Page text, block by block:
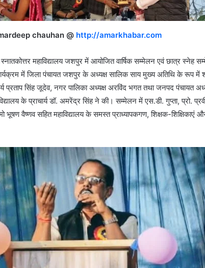
chauhan @ http://amarkhabar.com
महाविद्यालय जशपुर में आयोजित वार्षिक सम्मेलन एवं छात्र स्नेह
में जिला पंचायत जशपुर के अध्यक्ष सालिक साय मुख्य अतिथि के रूप में
प्रताप सिंह जूदेव, नगर पालिका अध्यक्ष अरविंद भगत तथा जनपद पंचायत
के प्राचार्य डॉ. अमरेंद्र सिंह ने की। सम्मेलन में एस.डी. गुप्ता, प्रो.
भूषण वैष्णव सहित महाविद्यालय के समस्त प्राध्यापकगण, शिक्षक-शिक्षिकाएं